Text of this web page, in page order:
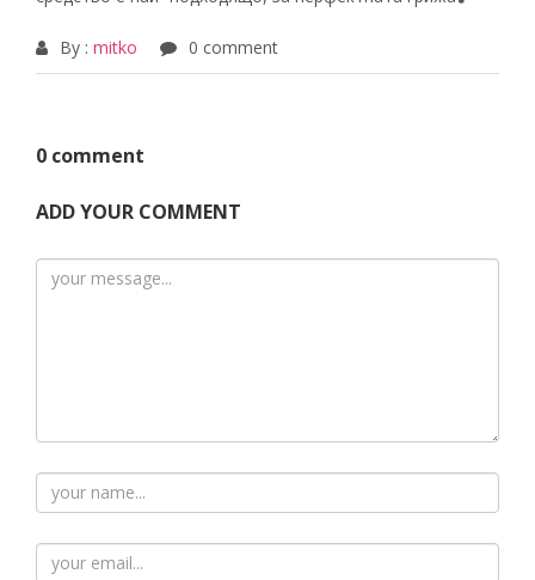
By : mitko 0 comment
0 comment
ADD YOUR COMMENT